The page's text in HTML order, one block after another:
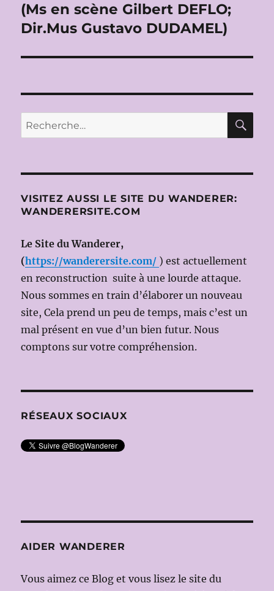
(Ms en scène Gilbert DEFLO;
Dir.Mus Gustavo DUDAMEL)
Recherche
pour :
VISITEZ AUSSI LE SITE DU WANDERER:
WANDERERSITE.COM
Le Site du Wanderer,
(https://wanderersite.com/ ) est actuellement
en reconstruction suite à une lourde attaque.
Nous sommes en train d’élaborer un nouveau
site, Cela prend un peu de temps, mais c’est un
mal présent en vue d’un bien futur. Nous
comptons sur votre compréhension.
RÉSEAUX SOCIAUX
AIDER WANDERER
Vous aimez ce Blog et vous lisez le site du